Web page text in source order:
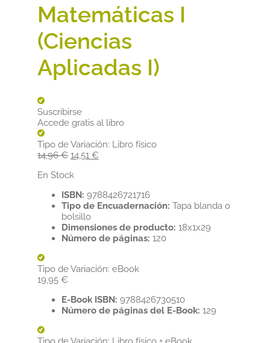
Matemáticas I
(Ciencias
Aplicadas I)
Suscribirse
Accede gratis al libro
Tipo de Variación: Libro físico
14,96€ El
original
14,96 €.
14,51 €
14,51 €.
En Stock
ISBN: 9788426721716
Tipo de Encuadernación: Tapa blanda o
bolsillo
Dimensiones de producto: 18x1x29
Número de páginas: 120
Tipo de Variación: eBook
19,95 €
E-Book ISBN: 9788426730510
Número de páginas del E-Book: 129